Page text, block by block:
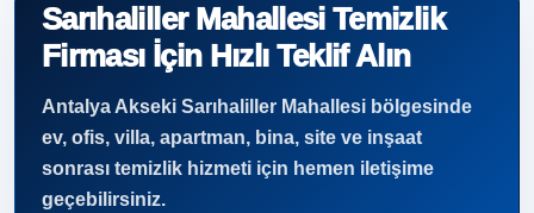
Sarıhaliller Mahallesi Temizlik
Firması İçin Hızlı Teklif Alın
Antalya Akseki Sarıhaliller Mahallesi bölgesinde
ev, ofis, villa, apartman, bina, site ve inşaat
sonrası temizlik hizmeti için hemen iletişime
geçebilirsiniz.